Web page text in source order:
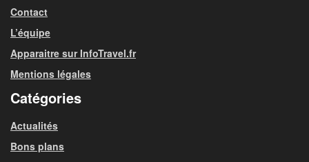
Contact
L’équipe
Apparaitre sur InfoTravel.fr
Mentions légales
Catégories
Actualités
Bons plans